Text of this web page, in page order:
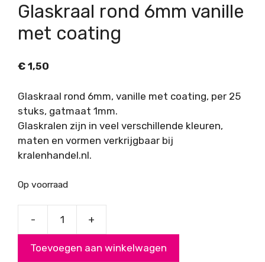
Glaskraal rond 6mm vanille
met coating
€ 1,50
Glaskraal rond 6mm, vanille met coating, per 25
stuks, gatmaat 1mm.
Glaskralen zijn in veel verschillende kleuren,
maten en vormen verkrijgbaar bij
kralenhandel.nl.
Op voorraad
-
6mm
+
Toevoegen aan winkelwagen